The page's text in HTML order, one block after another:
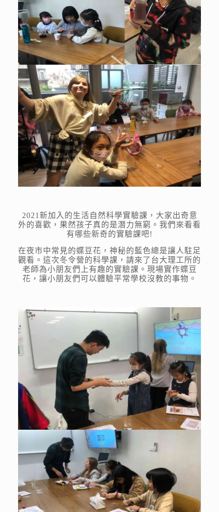
2021新加入的生活自然科學實驗課，大家出奇意
外的喜歡，果然孩子真的是潛力無窮。我們來看看
有哪些新奇的實驗課吧!
在夜市中常見的蝶豆花，神秘的藍色總是讓人駐足
觀看。這次冬令營的科學課，請來了台大理工所的
老師為小朋友們上有趣的實驗課。現場實作蝶豆
花，讓小朋友們可以體驗平常學校沒教的事物。